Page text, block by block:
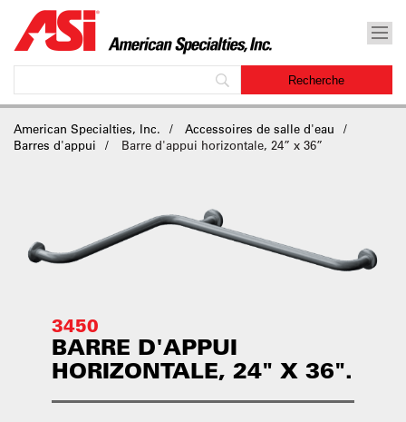
American Specialties, Inc.
Accessoires de salle d'eau
Barres d'appui
Barre d'appui horizontale, 24” x 36”
3450
BARRE D'APPUI
HORIZONTALE, 24" X 36".